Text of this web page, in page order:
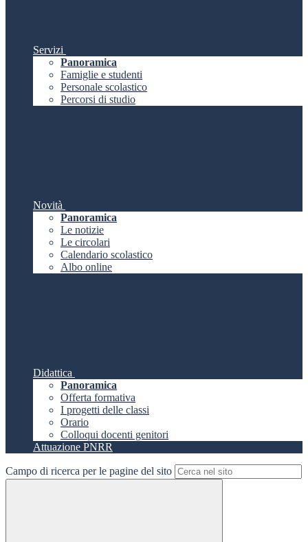
Servizi
Panoramica
Famiglie e studenti
Personale scolastico
Percorsi di studio
Novità
Panoramica
Le notizie
Le circolari
Calendario scolastico
Albo online
Didattica
Panoramica
Offerta formativa
I progetti delle classi
Orario
Colloqui docenti genitori
Attuazione PNRR
Campo di ricerca per le pagine del sito